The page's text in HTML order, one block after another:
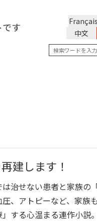
す
Français
中文
建します！
治せない患者と家族の
、アトピーなど、家族
する心温まる連作小説。